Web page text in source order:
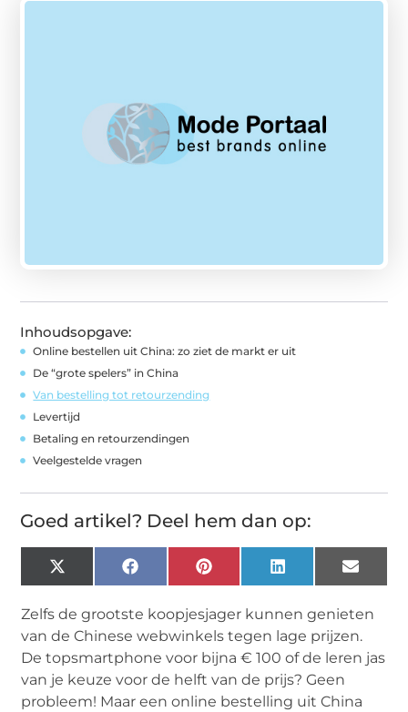
Inhoudsopgave:
Online bestellen uit China: zo ziet de markt er uit
De “grote spelers” in China
Van bestelling tot retourzending
Levertijd
Betaling en retourzendingen
Veelgestelde vragen
Goed artikel? Deel hem dan op:
X
(Twitter)
FacebookPinterest LinkedIn Email
Zelfs de grootste koopjesjager kunnen genieten
van de Chinese webwinkels tegen lage prijzen.
De topsmartphone voor bijna € 100 of de leren jas
van je keuze voor de helft van de prijs? Geen
probleem! Maar een online bestelling uit China